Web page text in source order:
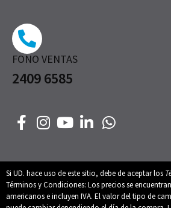
FONO VENTAS
2409 6585
Si UD. hace uso de este sitio, debe de aceptar los
Términos y Condiciones: Los precios se
americanos e incluyen IVA. El valor del tipo de